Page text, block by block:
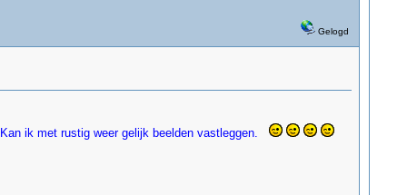
Gelogd
ik met rustig weer gelijk beelden vastleggen.